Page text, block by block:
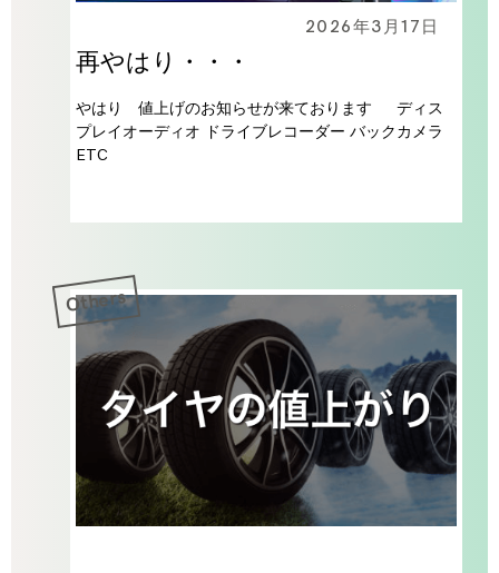
2026年3月17日
再やはり・・・
やはり 値上げのお知らせが来ております ディス
プレイオーディオ ドライブレコーダー バックカメラ
ETC
Others